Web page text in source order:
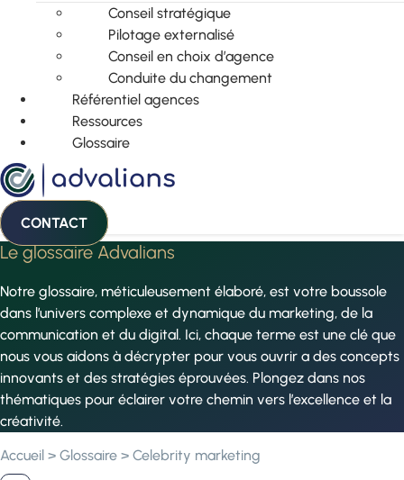
Conseil stratégique
Pilotage externalisé
Conseil en choix d’agence
Conduite du changement
Référentiel agences
Ressources
Glossaire
CONTACT
Le glossaire Advalians
Notre glossaire, méticuleusement élaboré, est votre boussole
dans l’univers complexe et dynamique du marketing, de la
communication et du digital. Ici, chaque terme est une clé que
nous vous aidons à décrypter pour vous ouvrir a des concepts
innovants et des stratégies éprouvées. Plongez dans nos
thématiques pour éclairer votre chemin vers l’excellence et la
créativité.
Accueil > Glossaire > Celebrity marketing